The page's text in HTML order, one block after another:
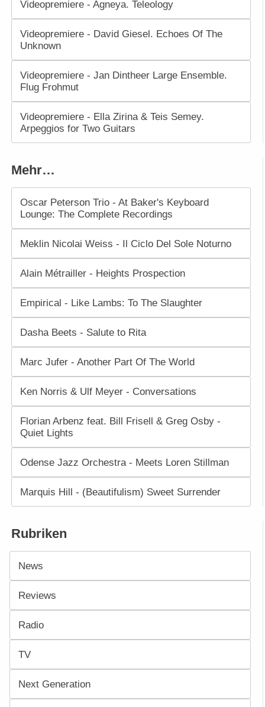
Videopremiere - Agneya. Teleology
Videopremiere - David Giesel. Echoes Of The
Unknown
Videopremiere - Jan Dintheer Large Ensemble.
Flug Frohmut
Videopremiere - Ella Zirina & Teis Semey.
Arpeggios for Two Guitars
Mehr…
Oscar Peterson Trio - At Baker's Keyboard
Lounge: The Complete Recordings
Meklin Nicolai Weiss - Il Ciclo Del Sole Noturno
Alain Métrailler - Heights Prospection
Empirical - Like Lambs: To The Slaughter
Dasha Beets - Salute to Rita
Marc Jufer - Another Part Of The World
Ken Norris & Ulf Meyer - Conversations
Florian Arbenz feat. Bill Frisell & Greg Osby -
Quiet Lights
Odense Jazz Orchestra - Meets Loren Stillman
Marquis Hill - (Beautifulism) Sweet Surrender
Rubriken
News
Reviews
Radio
TV
Next Generation